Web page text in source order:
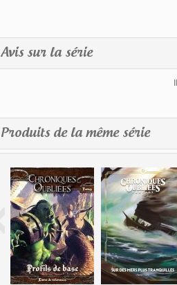
Avis sur la série
Produits de la même série